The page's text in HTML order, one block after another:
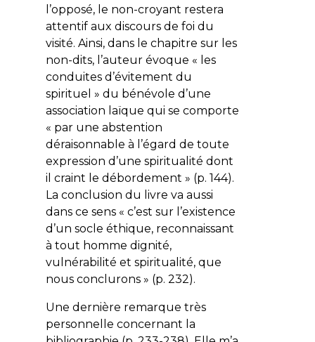
l’opposé, le non-croyant restera
attentif aux discours de foi du
visité. Ainsi, dans le chapitre sur les
non-dits, l’auteur évoque « les
conduites d’évitement du
spirituel » du bénévole d’une
association laïque qui se comporte
« par une abstention
déraisonnable à l’égard de toute
expression d’une spiritualité dont
il craint le débordement » (p. 144).
La conclusion du livre va aussi
dans ce sens « c’est sur l’existence
d’un socle éthique, reconnaissant
à tout homme dignité,
vulnérabilité et spiritualité, que
nous conclurons » (p. 232).
Une dernière remarque très
personnelle concernant la